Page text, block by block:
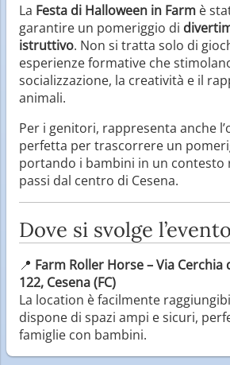
La Festa di Halloween in Farm è
garantire un pomeriggio di
istruttivo. Non si tratta solo di
esperienze formative che
socializzazione, la creatività e il
animali.
Per i genitori, rappresenta anche
perfetta per trascorrere un
portando i bambini in un contesto
passi dal centro di Cesena.
Dove si svolge l’evento
📍 Farm Roller Horse – Via
122, Cesena (FC)
La location è facilmente
dispone di spazi ampi e sicuri,
famiglie con bambini.